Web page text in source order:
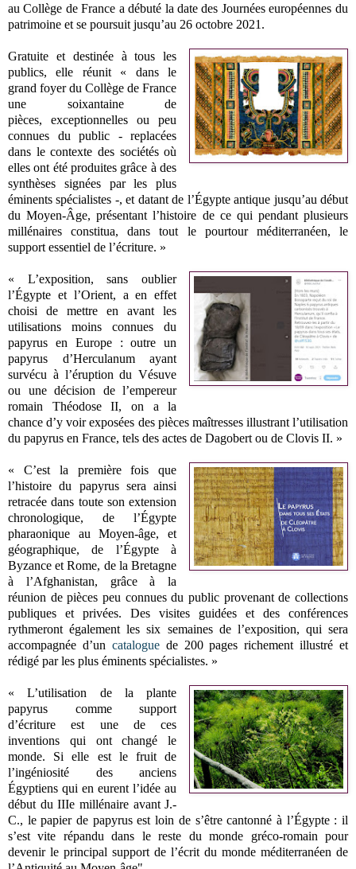
au Collège de France a débuté la date des Journées européennes du
patrimoine et se poursuit jusqu’au 26 octobre 2021.
Gratuite et destinée à tous les
publics, elle réunit « dans le
grand foyer du Collège de France
une soixantaine de
pièces, exceptionnelles ou peu
connues du public - replacées
dans le contexte des sociétés où
elles ont été produites grâce à des
synthèses signées par les plus
éminents spécialistes -, et datant de l’Égypte antique jusqu’au début
du Moyen-Âge, présentant l’histoire de ce qui pendant plusieurs
millénaires constitua, dans tout le pourtour méditerranéen, le
support essentiel de l’écriture. »
« L’exposition, sans oublier
l’Égypte et l’Orient, a en effet
choisi de mettre en avant les
utilisations moins connues du
papyrus en Europe : outre un
papyrus d’Herculanum ayant
survécu à l’éruption du Vésuve
ou une décision de l’empereur
romain Théodose II, on a la
chance d’y voir exposées des pièces maîtresses illustrant l’utilisation
du papyrus en France, tels des actes de Dagobert ou de Clovis II. »
« C’est la première fois que
l’histoire du papyrus sera ainsi
retracée dans toute son extension
chronologique, de l’Égypte
pharaonique au Moyen-âge, et
géographique, de l’Égypte à
Byzance et Rome, de la Bretagne
à l’Afghanistan, grâce à la
réunion de pièces peu connues du public provenant de collections
publiques et privées. Des visites guidées et des conférences
rythmeront également les six semaines de l’exposition, qui sera
accompagnée d’un cataloguede 200 pages richement illustré et
rédigé par les plus éminents spécialistes. »
« L’utilisation de la plante
papyrus comme support
d’écriture est une de ces
inventions qui ont changé le
monde. Si elle est le fruit de
l’ingéniosité des anciens
Égyptiens qui en eurent l’idée au
début du IIIe millénaire avant J.-
C., le papier de papyrus est loin de s’être cantonné à l’Égypte : il
s’est vite répandu dans le reste du monde gréco-romain pour
devenir le principal support de l’écrit du monde méditerranéen de